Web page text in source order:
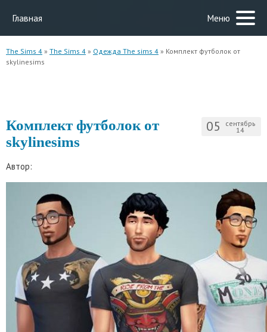
Главная Меню
The Sims 4 » The Sims 4 » Одежда The sims 4 » Комплект футболок от
skylinesims
05 сентябрь
14
Комплект футболок от
skylinesims
Автор: